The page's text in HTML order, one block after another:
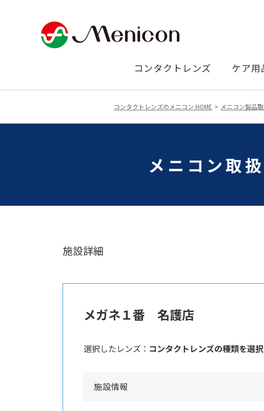
コンタクトレンズ ケア用
コンタクトレンズのメニコン HOME メニコン製品
メニコン取
施設詳細
メガネ１番 名護店
選択したレンズ ： コンタクトレンズの種類を選
施設情報